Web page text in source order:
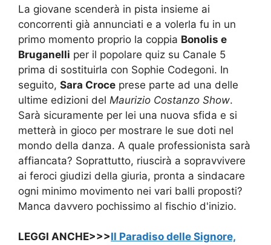
La giovane scenderà in pista insieme ai
concorrenti già annunciati e a volerla fu in un
primo momento proprio la coppia Bonolis e
Bruganelli per il popolare quiz su Canale 5
prima di sostituirla con Sophie Codegoni. In
seguito, Sara Croce prese parte ad una delle
ultime edizioni del Maurizio Costanzo Show.
Sarà sicuramente per lei una nuova sfida e si
metterà in gioco per mostrare le sue doti nel
mondo della danza. A quale professionista sarà
affiancata? Soprattutto, riuscirà a sopravvivere
ai feroci giudizi della giuria, pronta a sindacare
ogni minimo movimento nei vari balli proposti?
Manca davvero pochissimo al fischio d'inizio.
LEGGI ANCHE>>>Il Paradiso delle Signore,